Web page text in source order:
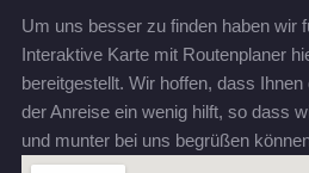
Um uns besser zu finden haben wir
Interaktive Karte mit Routenplaner
bereitgestellt. Wir hoffen, dass
der Anreise ein wenig hilft, so dass
und munter bei uns begrüßen